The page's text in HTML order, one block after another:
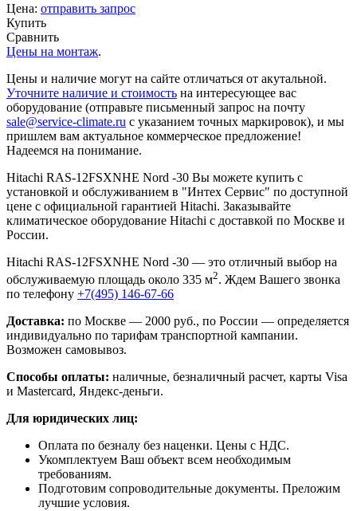
Цена: отправить запрос
Купить
Сравнить
Цены на монтаж.
Цены и наличие могут на сайте отличаться от акутальной.
Уточните наличие и стоимость на интересующее вас
оборудование (отправьте письменный запрос на почту
sale@service-climate.ru с указанием точных маркировок), и мы
пришлем вам актуальное коммерческое предложение!
Надеемся на понимание.
Hitachi RAS-12FSXNHE Nord -30 Вы можете купить с
установкой и обслуживанием в "Интех Сервис" по доступной
цене с официальной гарантией Hitachi. Заказывайте
климатическое оборудование Hitachi с доставкой по Москве и
России.
Hitachi RAS-12FSXNHE Nord -30 — это отличный выбор на
обслуживаемую площадь около 335 м2. Ждем Вашего звонка
по телефону +7(495) 146-67-66
Доставка: по Москве — 2000 руб., по России — определяется
индивидуально по тарифам транспортной кампании.
Возможен самовывоз.
Способы оплаты: наличные, безналичный расчет, карты Visa
и Mastercard, Яндекс-деньги.
Для юридических лиц:
Оплата по безналу без наценки. Цены с НДС.
Укомплектуем Ваш объект всем необходимым
требованиям.
Подготовим сопроводительные документы. Преложим
лучшие условия.